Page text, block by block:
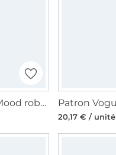
Patron Fibre Mood robe femme pdf Kika, en français
20,17 € / unité